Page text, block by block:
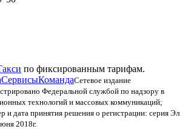
по фиксированным тарифам.
СервисыКомандаСетевое издание
Федеральной службой по надзору в
технологий и массовых коммуникаций;
и дата принятия решения о регистрации: серия Эл
2018г.